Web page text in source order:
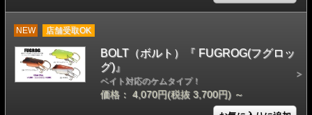
NEW 店舗受取OK
BOLT（ボルト）『 FUGROG(フグロッ
グ)』
ベイト対応のケムタイプ！
価格： 4,070円(税抜 3,700円) ～